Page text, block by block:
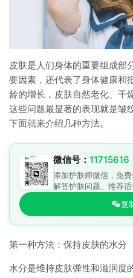
皮肤是人们身体的重要组成部
要因素，还代表了身体健康和
龄的增长，皮肤自然老化、干
这些问题最显著的表现就是皱
下面就来介绍几种方法。
微信号： 11715616
添加护肤师微信，免
解答护肤问题、推荐
复
第一种方法：保持皮肤的水分
水分是维持皮肤弹性和滋润度